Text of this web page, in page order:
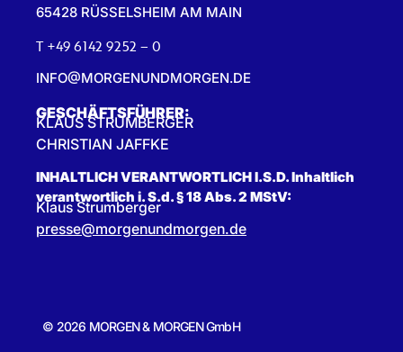
65428 RÜSSELSHEIM AM MAIN
T +49 6142 9252 – 0
INFO@MORGENUNDMORGEN.DE
GESCHÄFTSFÜHRER:
KLAUS STRUMBERGER
CHRISTIAN JAFFKE
INHALTLICH VERANTWORTLICH I.S.D. Inhaltlich
verantwortlich i. S.d. § 18 Abs. 2 MStV:
Klaus Strumberger
presse@morgenundmorgen.de
© 2026 MORGEN & MORGEN GmbH